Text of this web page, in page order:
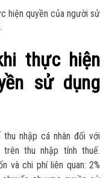
hiện quyền của người sử
thực hiện
sử dụng
nhập cá nhân đối với
thu nhập tính thuế.
và chi phí liên quan: 2%